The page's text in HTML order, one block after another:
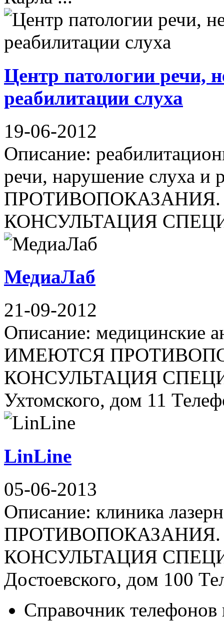
Центр патологии речи,
реабилитации слуха
19-06-2012
Описание:
речи, нарушение слуха
КОНСУЛЬТАЦИЯ
МедиаЛаб
21-09-2012
Описание: медицинские
ИМЕЮТСЯ
КОНСУЛЬТАЦИЯ
Ухтомского, дом 11
LinLine
05-06-2013
Описание: клиника
КОНСУЛЬТАЦИЯ
Достоевского, дом 100
Справочник